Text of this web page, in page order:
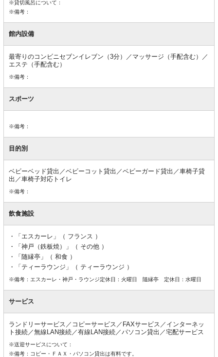
※貸切風呂について：
※備考：
館内設備
最寄りのコンビニセブンイレブン（3分）／マッサージ（手配含む）／
エステ（手配含む）
※備考：
スポーツ
※備考：
目的別
ベビーベッド貸出／ベビーコット貸出／ベビーガード貸出／車椅子貸
出／車椅子対応トイレ
※備考：
飲食施設
「エスカーレ」（ フランス ）
「神戸（鉄板焼）」（ その他 ）
「随縁亭」（ 和食 ）
「ティーラウンジ」（ ティーラウンジ ）
※備考：エスカーレ・神戸・ラウンジ定休日：火曜日 隨縁亭 定休日：水曜日
サービス
ランドリーサービス／コピーサービス／FAXサービス／インターネッ
ト接続／無線LAN接続／有線LAN接続／パソコン貸出／宅配サービス
※送迎サービスについて：
※備考：コピー・ＦＡＸ・パソコン貸出は有料です。